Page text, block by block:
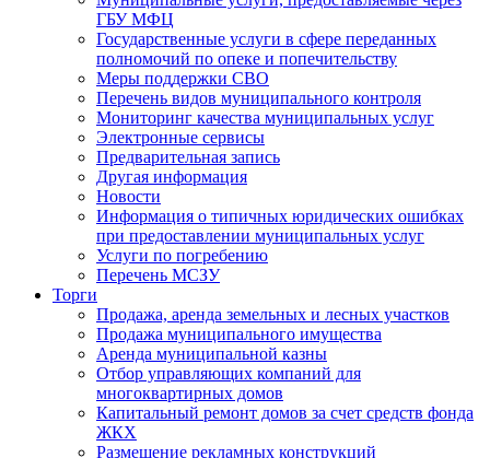
ГБУ МФЦ
Государственные услуги в сфере переданных
полномочий по опеке и попечительству
Меры поддержки СВО
Перечень видов муниципального контроля
Мониторинг качества муниципальных услуг
Электронные сервисы
Предварительная запись
Другая информация
Новости
Информация о типичных юридических ошибках
при предоставлении муниципальных услуг
Услуги по погребению
Перечень МСЗУ
Торги
Продажа, аренда земельных и лесных участков
Продажа муниципального имущества
Аренда муниципальной казны
Отбор управляющих компаний для
многоквартирных домов
Капитальный ремонт домов за счет средств фонда
ЖКХ
Размещение рекламных конструкций